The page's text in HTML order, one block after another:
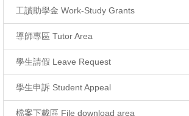
工讀助學金 Work-Study Grants
導師專區 Tutor Area
學生請假 Leave Request
學生申訴 Student Appeal
檔案下載區 File download area